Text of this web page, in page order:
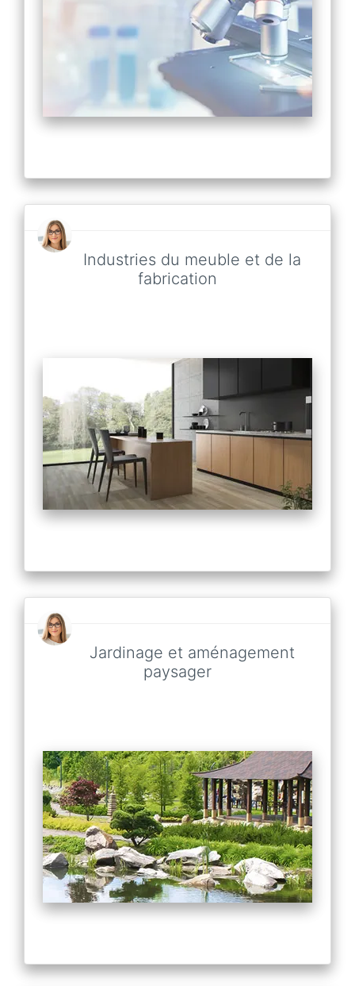
Industries du meuble et de la
fabrication
Jardinage et aménagement
paysager